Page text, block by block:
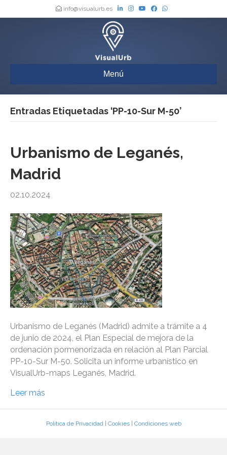
info@visualurb.es
Menú
Entradas Etiquetadas ‘PP-10-Sur M-50’
Urbanismo de Leganés,
Madrid
02.10.2024
Urbanismo de Leganés (Madrid) admite a trámite a 4
de junio de 2024, el Plan Especial de mejora de la
ordenación pormenorizada en relación al Plan Parcial
PP-10-Sur M-50. Solicita un informe urbanístico en
VisualUrb-maps Leganés, Madrid.
Leer más
Política de Privacidad| Cookies| Condiciones web